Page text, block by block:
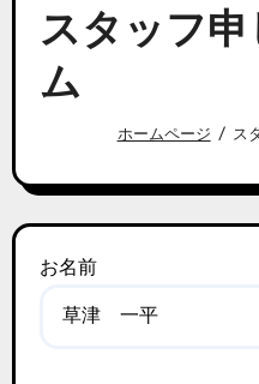
スタッフ
ム
ホームページ ス
お名前